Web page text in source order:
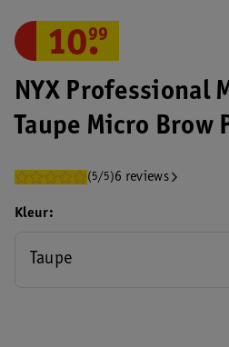
NYX Professional
Taupe Micro Brow
(5/5)6 reviews
10.
99
Kleur
Taupe